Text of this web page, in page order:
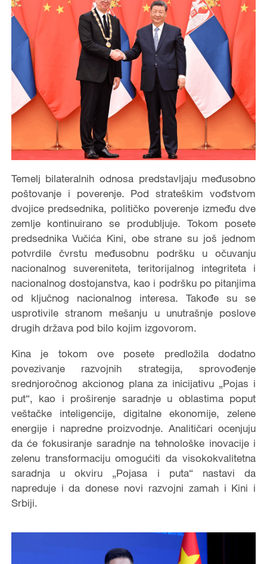
Temelj bilateralnih odnosa predstavljaju međusobno
poštovanje i poverenje. Pod strateškim vođstvom
dvojice predsednika, političko poverenje između dve
zemlje kontinuirano se produbljuje. Tokom posete
predsednika Vučića Kini, obe strane su još jednom
potvrdile čvrstu međusobnu podršku u očuvanju
nacionalnog suvereniteta, teritorijalnog integriteta i
nacionalnog dostojanstva, kao i podršku po pitanjima
od ključnog nacionalnog interesa. Takođe su se
usprotivile stranom mešanju u unutrašnje poslove
drugih država pod bilo kojim izgovorom.
Kina je tokom ove posete predložila dodatno
povezivanje razvojnih strategija, sprovođenje
srednjoročnog akcionog plana za inicijativu „Pojas i
put“, kao i proširenje saradnje u oblastima poput
veštačke inteligencije, digitalne ekonomije, zelene
energije i napredne proizvodnje. Analitičari ocenjuju
da će fokusiranje saradnje na tehnološke inovacije i
zelenu transformaciju omogućiti da visokokvalitetna
saradnja u okviru „Pojasa i puta“ nastavi da
napreduje i da donese novi razvojni zamah i Kini i
Srbiji.